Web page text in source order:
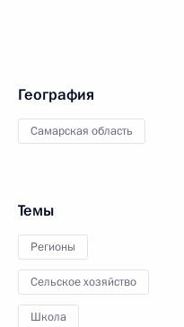
География
Самарская область
Темы
Регионы
Сельское хозяйство
Школа